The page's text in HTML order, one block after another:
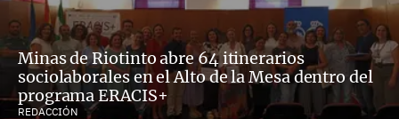
Minas de Riotinto abre 64 itinerarios
sociolaborales en el Alto de la Mesa dentro del
programa ERACIS+
REDACCIÓN